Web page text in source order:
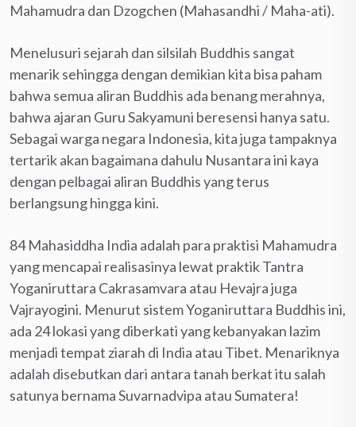
Mahamudra dan Dzogchen (Mahasandhi / Maha-ati).
Menelusuri sejarah dan silsilah Buddhis sangat
menarik sehingga dengan demikian kita bisa paham
bahwa semua aliran Buddhis ada benang merahnya,
bahwa ajaran Guru Sakyamuni beresensi hanya satu.
Sebagai warga negara Indonesia, kita juga tampaknya
tertarik akan bagaimana dahulu Nusantara ini kaya
dengan pelbagai aliran Buddhis yang terus
berlangsung hingga kini.
84 Mahasiddha India adalah para praktisi Mahamudra
yang mencapai realisasinya lewat praktik Tantra
Yoganiruttara Cakrasamvara atau Hevajra juga
Vajrayogini. Menurut sistem Yoganiruttara Buddhis ini,
ada 24 lokasi yang diberkati yang kebanyakan lazim
menjadi tempat ziarah di India atau Tibet. Menariknya
adalah disebutkan dari antara tanah berkat itu salah
satunya bernama Suvarnadvipa atau Sumatera!